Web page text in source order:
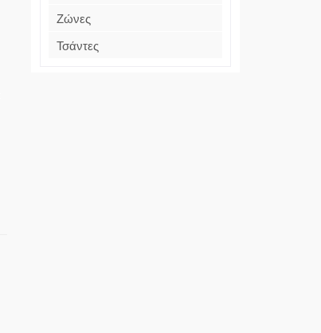
Ζώνες
Τσάντες